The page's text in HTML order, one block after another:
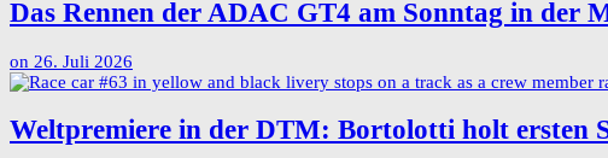
Das Rennen der ADAC GT4 am Sonntag in der
on 26. Juli 2026
Weltpremiere in der DTM: Bortolotti holt ersten